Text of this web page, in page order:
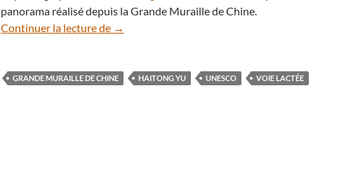
panorama réalisé depuis la Grande Muraille de Chine.
Continuer la lecture de La Voie lactée enjambe la Grande Muraille de Chine
→
GRANDE MURAILLE DE CHINE HAITONG YU UNESCO VOIE LACTÉE